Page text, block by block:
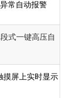
常自动报警
式一键高压自
摸屏上实时显示